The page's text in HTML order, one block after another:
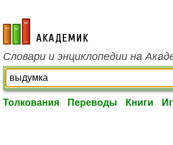
academic.ru
Словари и энциклопедии на
Толкования Переводы Книги